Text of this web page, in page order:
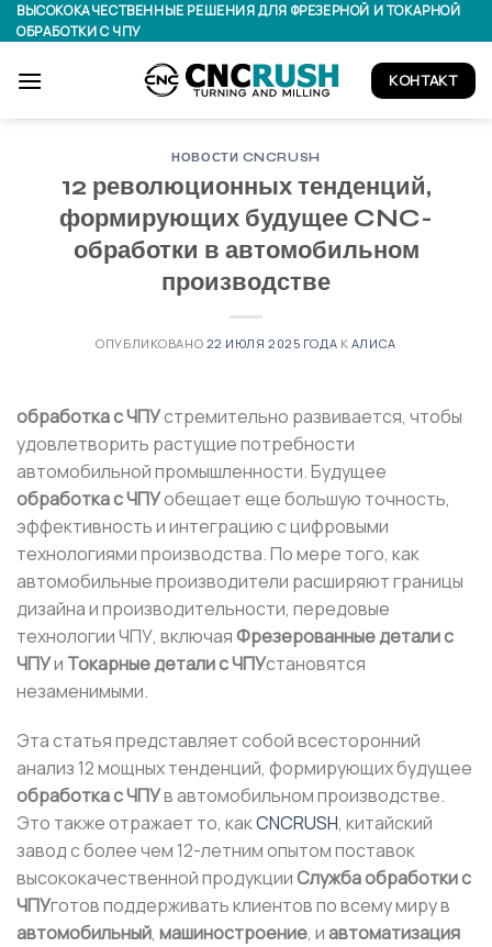
Перейти
к
ВЫСОКОКАЧЕСТВЕННЫЕ РЕШЕНИЯ ДЛЯ ФРЕЗЕРНОЙ И ТОКАРНОЙ
ОБРАБОТКИ С ЧПУ
КОНТАКТ
НОВОСТИ CNCRUSH
12 революционных тенденций,
формирующих будущее CNC-
обработки в автомобильном
производстве
ОПУБЛИКОВАНО 22 ИЮЛЯ 2025 ГОДА К АЛИСА
обработка с ЧПУстремительно развивается, чтобы
удовлетворить растущие потребности
автомобильной промышленности. Будущее
обработка с ЧПУобещает еще большую точность,
эффективность и интеграцию с цифровыми
технологиями производства. По мере того, как
автомобильные производители расширяют границы
дизайна и производительности, передовые
технологии ЧПУ, включаяФрезерованные детали с
ЧПУи Токарные детали с ЧПУстановятся
незаменимыми.
Эта статья представляет собой всесторонний
анализ 12 мощных тенденций, формирующих будущее
обработка с ЧПУв автомобильном производстве.
Это также отражает то, какCNCRUSH, китайский
завод с более чем 12-летним опытом поставок
высококачественной продукцииСлужба обработки с
ЧПУготов поддерживать клиентов по всему миру в
автомобильный, машиностроение, и автоматизация